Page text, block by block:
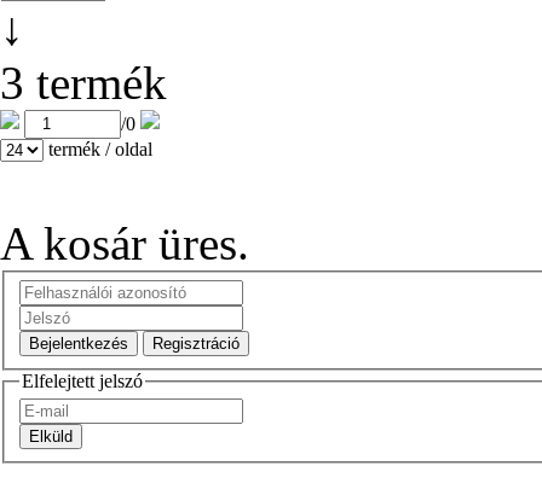
↓
3 termék
/0
termék / oldal
A kosár üres.
Elfelejtett jelszó